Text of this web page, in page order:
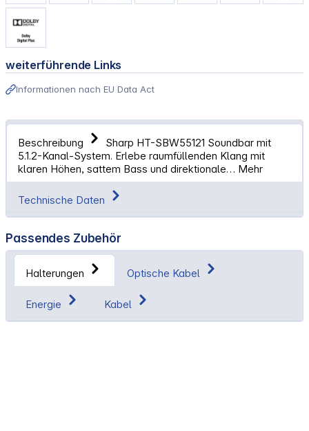
weiterführende Links
Informationen nach EU Data Act
Beschreibung
Sharp HT-SBW55121 Soundbar mit
5.1.2-Kanal-System. Erlebe raumfüllenden Klang mit
klaren Höhen, sattem Bass und direktionale… Mehr
Technische Daten
Passendes Zubehör
Halterungen Optische Kabel
Energie Kabel